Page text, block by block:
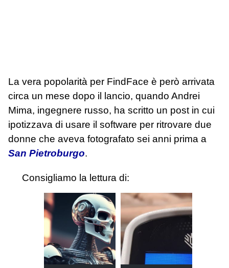
La vera popolarità per FindFace è però arrivata
circa un mese dopo il lancio, quando Andrei
Mima, ingegnere russo, ha scritto un post in cui
ipotizzava di usare il software per ritrovare due
donne che aveva fotografato sei anni prima a
San Pietroburgo.
Consigliamo la lettura di: